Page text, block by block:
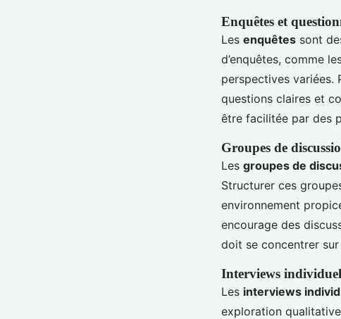
Enquêtes et
Les enquêtes sont
d’enquêtes, comme
perspectives variées.
questions claires et
être facilitée par des
Groupes de
Les groupes de
Structurer ces
environnement
encourage des
doit se concentrer
Interviews
Les interviews
exploration